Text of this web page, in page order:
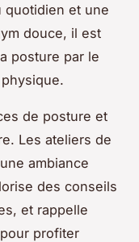
quotidien et une
douce, il est
posture par le
de posture et
Les ateliers de
ambiance
des conseils
et rappelle
profiter